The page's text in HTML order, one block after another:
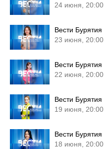
24 июня, 20:00
Вести Бурятия
23 июня, 20:00
Вести Бурятия
22 июня, 20:00
Вести Бурятия
19 июня, 20:00
Вести Бурятия
18 июня, 20:00